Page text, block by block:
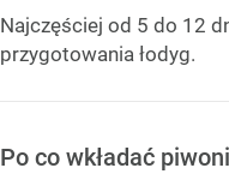
Najczęściej od 5 do 12
przygotowania łodyg.
Po co wkładać